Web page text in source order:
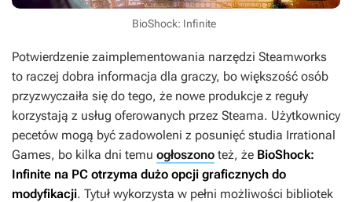
BioShock: Infinite
Potwierdzenie zaimplementowania narzędzi Steamworks
to raczej dobra informacja dla graczy, bo większość osób
przyzwyczaiła się do tego, że nowe produkcje z reguły
korzystają z usług oferowanych przez Steama. Użytkownicy
pecetów mogą być zadowoleni z posunięć studia Irrational
Games, bo kilka dni temu ogłoszono też, że BioShock:
Infinite na PC otrzyma dużo opcji graficznych do
modyfikacji. Tytuł wykorzysta w pełni możliwości bibliotek